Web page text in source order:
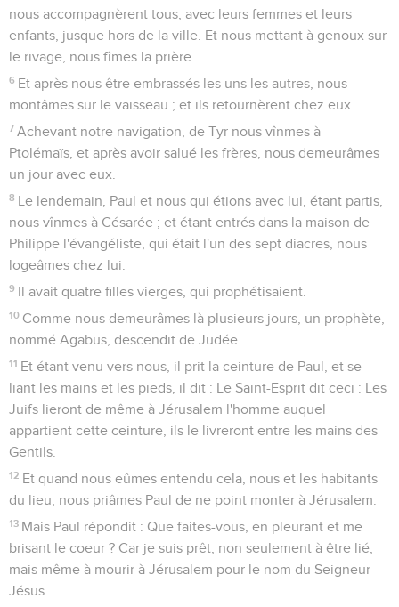
nous accompagnèrent tous, avec leurs femmes et leurs
enfants, jusque hors de la ville. Et nous mettant à genoux sur
le rivage, nous fîmes la prière.
6 Et après nous être embrassés les uns les autres, nous
montâmes sur le vaisseau ; et ils retournèrent chez eux.
7 Achevant notre navigation, de Tyr nous vînmes à
Ptolémaïs, et après avoir salué les frères, nous demeurâmes
un jour avec eux.
8 Le lendemain, Paul et nous qui étions avec lui, étant partis,
nous vînmes à Césarée ; et étant entrés dans la maison de
Philippe l'évangéliste, qui était l'un des sept diacres, nous
logeâmes chez lui.
9 Il avait quatre filles vierges, qui prophétisaient.
10 Comme nous demeurâmes là plusieurs jours, un prophète,
nommé Agabus, descendit de Judée.
11 Et étant venu vers nous, il prit la ceinture de Paul, et se
liant les mains et les pieds, il dit : Le Saint-Esprit dit ceci : Les
Juifs lieront de même à Jérusalem l'homme auquel
appartient cette ceinture, ils le livreront entre les mains des
Gentils.
12 Et quand nous eûmes entendu cela, nous et les habitants
du lieu, nous priâmes Paul de ne point monter à Jérusalem.
13 Mais Paul répondit : Que faites-vous, en pleurant et me
brisant le coeur ? Car je suis prêt, non seulement à être lié,
mais même à mourir à Jérusalem pour le nom du Seigneur
Jésus.